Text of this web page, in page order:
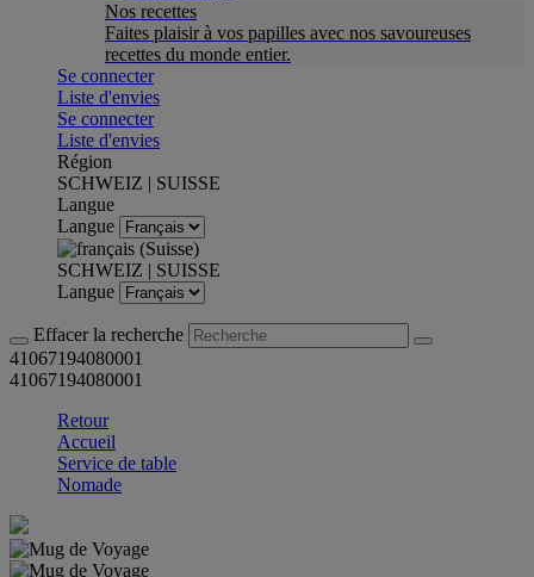
Nos recettes
Faites plaisir à vos papilles avec nos savoureuses
recettes du monde entier.
Se connecter
Liste d'envies
Se connecter
Liste d'envies
Région
SCHWEIZ | SUISSE
Langue
Langue
SCHWEIZ | SUISSE
Langue
Effacer la recherche
41067194080001
41067194080001
Retour
Accueil
Service de table
Nomade